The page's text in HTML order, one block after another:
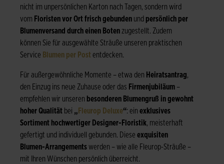
nicht im unpersönlichen Karton nach Tagen, sondern wird
vom Floristen vor Ort frisch gebunden und persönlich per
Blumenversand durch einen Boten zugestellt. Zudem
können Sie für ausgewählte Sträuße unseren praktischen
Service Blumen per Post entdecken.
Für außergewöhnliche Momente – etwa den Heiratsantrag,
den Einzug ins neue Zuhause oder das Firmenjubiläum –
empfehlen wir unseren besonderen Blumengruß in gewohnt
hoher Qualität bei „ Fleurop Deluxe“: ein exklusives
Sortiment hochwertiger Designer-Floristik, meisterhaft
gefertigt und individuell gebunden. Diese exquisiten
Blumen-Arrangementswerden – wie alle Fleurop-Sträuße –
mit Ihren Wünschen persönlich überreicht.